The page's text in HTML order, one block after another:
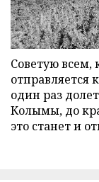
Советую всем,
отправляется
один раз
Колымы, до
это станет и